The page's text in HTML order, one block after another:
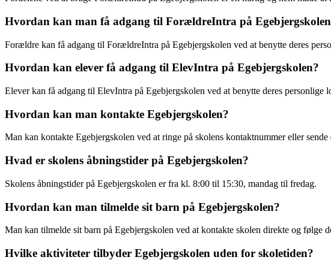
Hvordan kan man få adgang til ForældreIntra på
Forældre kan få adgang til ForældreIntra på Egebjergskolen ved at benytte deres
Hvordan kan elever få adgang til ElevIntra på Egebjergskolen?
Elever kan få adgang til ElevIntra på Egebjergskolen ved at benytte deres personlige
Hvordan kan man kontakte Egebjergskolen?
Man kan kontakte Egebjergskolen ved at ringe på skolens kontaktnummer eller
Hvad er skolens åbningstider på Egebjergskolen?
Skolens åbningstider på Egebjergskolen er fra kl. 8:00 til 15:30, mandag til fredag.
Hvordan kan man tilmelde sit barn på Egebjergskolen?
Man kan tilmelde sit barn på Egebjergskolen ved at kontakte skolen direkte og følge
Hvilke aktiviteter tilbyder Egebjergskolen uden for skoletiden?